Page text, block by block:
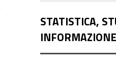
STATISTICA,